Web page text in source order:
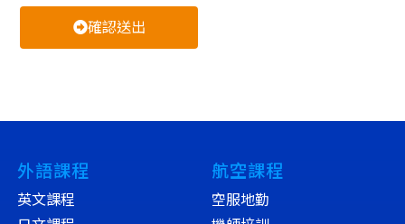
確認送出
外語課程
英文課程
航空課程
空服地勤